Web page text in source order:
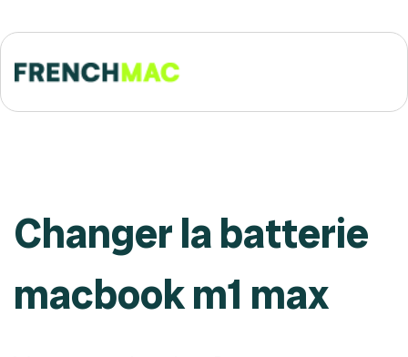
Changer la batterie
macbook m1 max